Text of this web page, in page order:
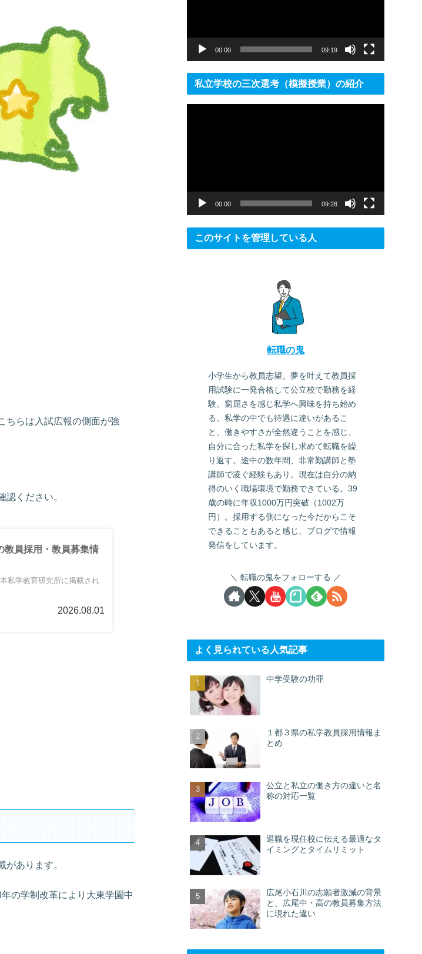
ちらは入試広報の側面が強
ください。
教員採用・教員募集情
私学教育研究所に掲載され
2026.08.01
があります。
の学制改革により大東学園中
00:00 09:19
私立学校の三次選考（模擬授業）の紹介
00:00 09:28
このサイトを管理している人
転職の鬼
小学生から教員志望。夢を叶えて教員採
用試験に一発合格して公立校で勤務を経
験。窮屈さを感じ私学へ興味を持ち始め
る。私学の中でも待遇に違いがあるこ
と、働きやすさが全然違うことを感じ、
自分に合った私学を探し求めて転職を繰
り返す。途中の数年間、非常勤講師と塾
講師で凌ぐ経験もあり。現在は自分の納
得のいく職場環境で勤務できている。39
歳の時に年収1000万円突破（1002万
円）。採用する側になった今だからこそ
できることもあると感じ、ブログで情報
発信をしています。
転職の鬼をフォローする
よく見られている人気記事
中学受験の功罪
１都３県の私学教員採用情報ま
とめ
公立と私立の働き方の違いと名
称の対応一覧
退職を現任校に伝える最適なタ
イミングとタイムリミット
広尾小石川の志願者激減の背景
と、広尾中・高の教員募集方法
に現れた違い